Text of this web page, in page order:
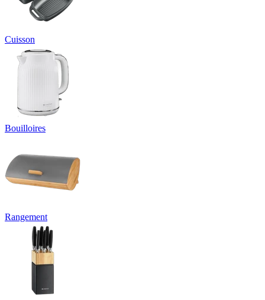
Cuisson
Bouilloires
Rangement